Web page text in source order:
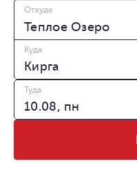
Откуда
Куда
Туда